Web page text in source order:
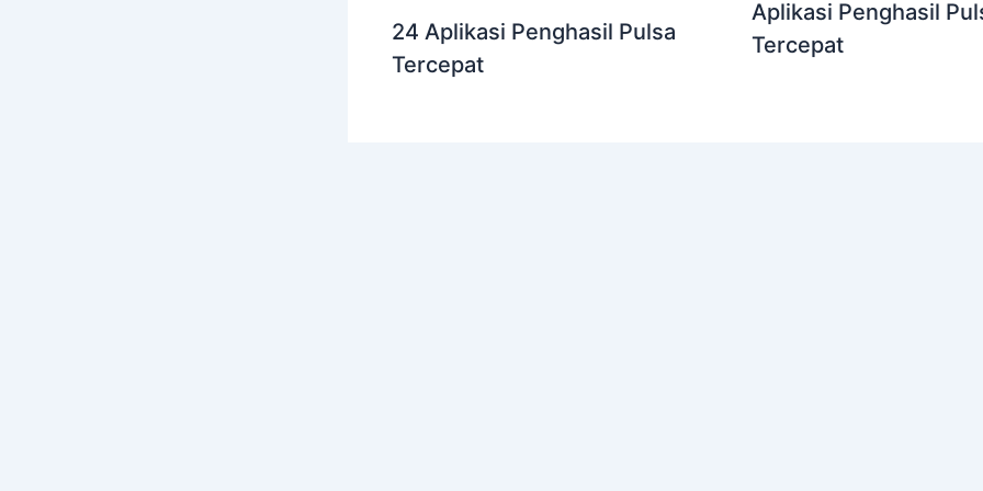
24 Aplikasi Penghasil Pulsa
Tercepat
Aplikasi Penghasil
Tercepat